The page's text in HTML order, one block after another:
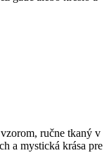
ručne tkaný v
a mystická krása pre